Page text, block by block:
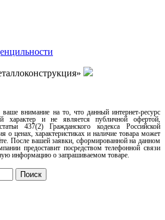
внимание на то, что данный интернет-ресурс
характер и не является публичной офертой,
437(2) Гражданского кодекса Российской
о ценах, характеристиках и наличие товара может
После вашей заявки, сформированной на данном
предоставит посредством телефонной связи
информацию о запрашиваемом товаре.
Поиск